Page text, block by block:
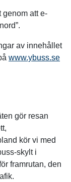
genom att e-
av innehållet
www.ybuss.se
gör resan
kör vi med
skylt i
framrutan, den